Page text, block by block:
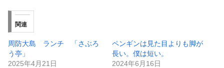
関連
周防大島 ランチ 「さぶろ
う亭」
2025年4月21日
ペンギンは見た目よりも脚が
長い。僕は短い。
2024年6月16日